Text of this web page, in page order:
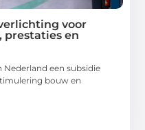
voor
prestaties en
een subsidie
bouw en